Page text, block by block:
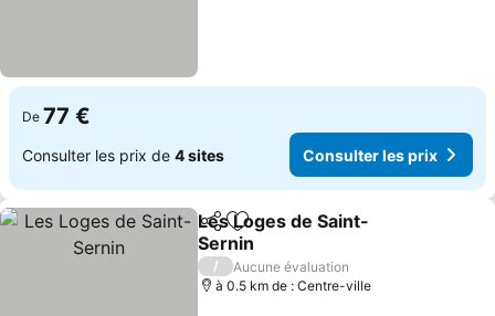
De 77 €
Consulter les prix de 4 sites Consulter les prix
PartagerAjouter à mes favoris
Les Loges de Saint-
Sernin
/
Aucune évaluation
à 0.5 km de : Centre-ville